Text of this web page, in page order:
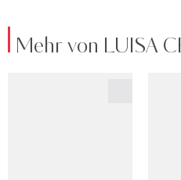
Mehr von LUISA